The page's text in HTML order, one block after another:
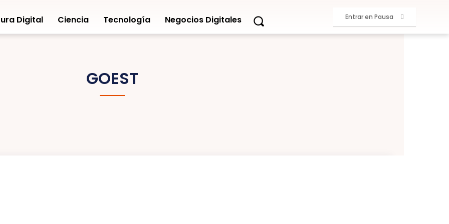
Digital Ciencia Tecnología Negocios Digitales Entrar en Pausa
GOEST